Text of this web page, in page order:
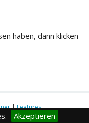
Akzeptieren
haben, dann klicken
|Features